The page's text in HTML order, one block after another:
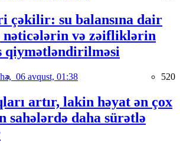
çəkilir: su balansına dair
və zəifliklərin
qiymətləndirilməsi
06 avqust, 01:38 520
artır, lakin həyat ən çox
sahələrdə daha sürətlə